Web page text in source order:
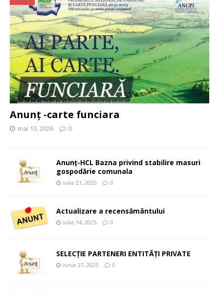
Anunț -carte funciara
mai 13, 2026 0
Anunț-HCL Bazna privind stabilire masuri
gospodărie comunala
iulie 21, 2025 0
Actualizare a recensământului
iulie 14, 2025 0
SELECȚIE PARTENERI ENTITĂȚI PRIVATE
iunie 27, 2025 0